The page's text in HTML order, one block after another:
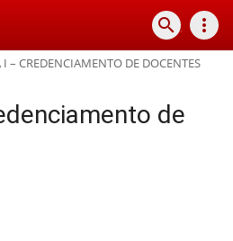
search more_vert
– CREDENCIAMENTO DE DOCENTES
de